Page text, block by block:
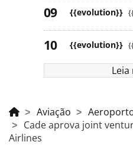
{{evolution}}
{{evolution}}
Leia
Aviação
Cade aprova joint
Airlines